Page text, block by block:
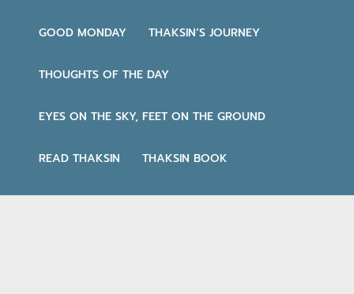
GOOD MONDAY THAKSIN’S JOURNEY
THOUGHTS OF THE DAY
EYES ON THE SKY, FEET ON THE GROUND
READ THAKSIN THAKSIN BOOK